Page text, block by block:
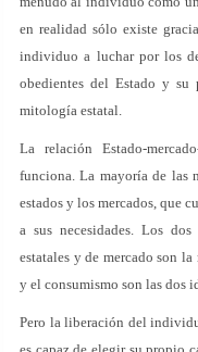
en realidad sólo existe
individuo a luchar por los
obedientes del Estado y
mitología estatal.
La relación Estado-
funciona. La mayoría de las
estados y los mercados, que
a sus necesidades. Los
estatales y de mercado son
y el consumismo son las dos
Pero la liberación del